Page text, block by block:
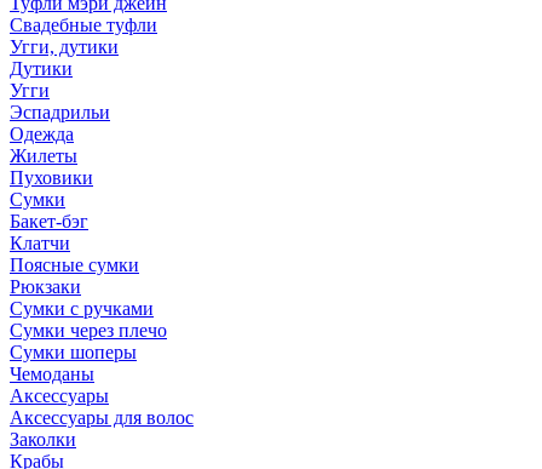
Свадебные туфли
Угги, дутики
Дутики
Угги
Эспадрильи
Одежда
Жилеты
Пуховики
Сумки
Бакет-бэг
Клатчи
Поясные сумки
Рюкзаки
Сумки с ручками
Сумки через плечо
Сумки шоперы
Чемоданы
Аксессуары
Аксессуары для волос
Заколки
Крабы